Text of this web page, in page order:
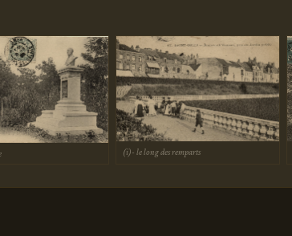
(i)- le long des remparts